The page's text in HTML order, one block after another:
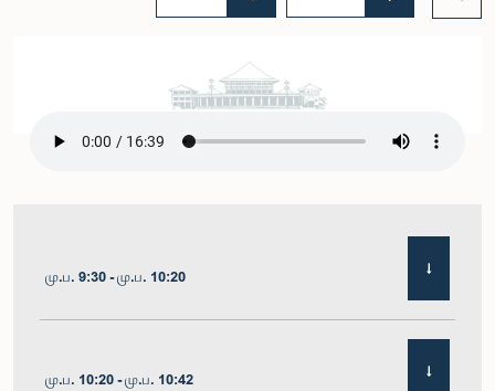
மு.ப. 9:30 - மு.ப. 10:20
மு.ப. 10:20 - மு.ப. 10:42